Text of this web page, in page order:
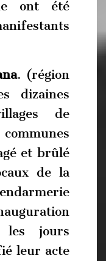
ont été
. (région
dizaines
de
et brûlé
de la
les jours
leur acte